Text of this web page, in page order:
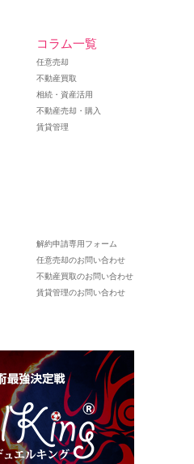
コラム一覧
任意売却
不動産買取
相続・資産活用
不動産売却・購入
賃貸管理
解約申請専用フォーム
任意売却のお問い合わせ
不動産買取のお問い合わせ
賃貸管理のお問い合わせ